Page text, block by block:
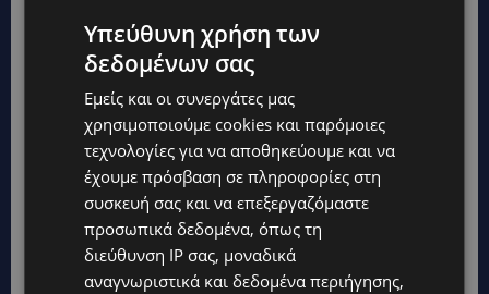
Υπεύθυνη χρήση των
δεδομένων σας
Εμείς και οι συνεργάτες μας
χρησιμοποιούμε cookies και παρόμοιες
τεχνολογίες για να αποθηκεύουμε και να
έχουμε πρόσβαση σε πληροφορίες στη
συσκευή σας και να επεξεργαζόμαστε
προσωπικά δεδομένα, όπως τη
διεύθυνση IP σας, μοναδικά
αναγνωριστικά και δεδομένα περιήγησης,